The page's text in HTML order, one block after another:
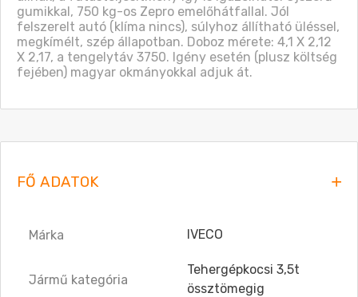
gumikkal, 750 kg-os Zepro emelőhátfallal. Jól
felszerelt autó (klíma nincs), súlyhoz állítható üléssel,
megkímélt, szép állapotban. Doboz mérete: 4,1 X 2,12
X 2,17, a tengelytáv 3750. Igény esetén (plusz költség
fejében) magyar okmányokkal adjuk át.
FŐ ADATOK
Márka IVECO
Jármű kategória
Tehergépkocsi 3,5t
össztömegig